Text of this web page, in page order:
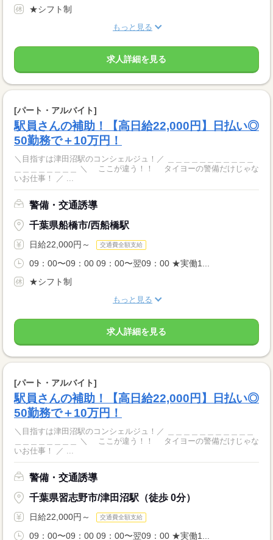
★シフト制
もっと見る
求人詳細を見る
[パート・アルバイト]
駅員さんの補助！【高日給22,000円】日払い◎
50勤務で＋10万円！
＼目指すは津田沼駅のコンシェルジュ！／ ＿＿＿＿＿＿＿＿＿＿＿
いお仕事！ ／ ...
警備・交通誘導
千葉県船橋市/西船橋駅
日給22,000円～ 交通費全額支給
09：00〜09：00 09：00〜翌09：00 ★実働1...
★シフト制
もっと見る
求人詳細を見る
[パート・アルバイト]
駅員さんの補助！【高日給22,000円】日払い◎
50勤務で＋10万円！
＼目指すは津田沼駅のコンシェルジュ！／ ＿＿＿＿＿＿＿＿＿＿＿
いお仕事！ ／ ...
警備・交通誘導
千葉県習志野市/津田沼駅（徒歩 0分）
日給22,000円～ 交通費全額支給
09：00〜09：00 09：00〜翌09：00 ★実働1...